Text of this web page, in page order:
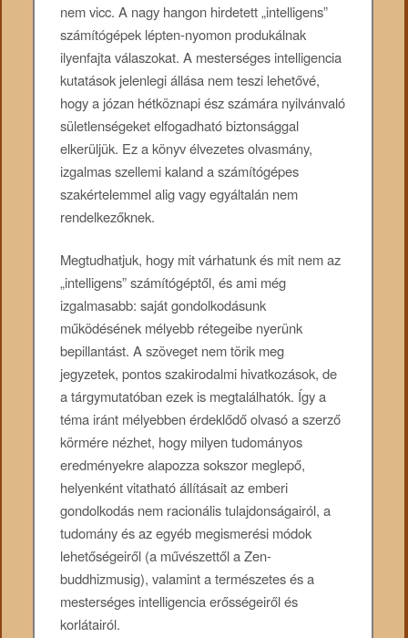
nem vicc. A nagy hangon hirdetett „intelligens”
számítógépek lépten-nyomon produkálnak
ilyenfajta válaszokat. A mesterséges intelligencia
kutatások jelenlegi állása nem teszi lehetővé,
hogy a józan hétköznapi ész számára nyilvánvaló
sületlenségeket elfogadható biztonsággal
elkerüljük. Ez a könyv élvezetes olvasmány,
izgalmas szellemi kaland a számítógépes
szakértelemmel alig vagy egyáltalán nem
rendelkezőknek.
Megtudhatjuk, hogy mit várhatunk és mit nem az
„intelligens” számítógéptől, és ami még
izgalmasabb: saját gondolkodásunk
működésének mélyebb rétegeibe nyerünk
bepillantást. A szöveget nem törik meg
jegyzetek, pontos szakirodalmi hivatkozások, de
a tárgymutatóban ezek is megtalálhatók. Így a
téma iránt mélyebben érdeklődő olvasó a szerző
körmére nézhet, hogy milyen tudományos
eredményekre alapozza sokszor meglepő,
helyenként vitatható állításait az emberi
gondolkodás nem racionális tulajdonságairól, a
tudomány és az egyéb megismerési módok
lehetőségeiről (a művészettől a Zen-
buddhizmusig), valamint a természetes és a
mesterséges intelligencia erősségeiről és
korlátairól.